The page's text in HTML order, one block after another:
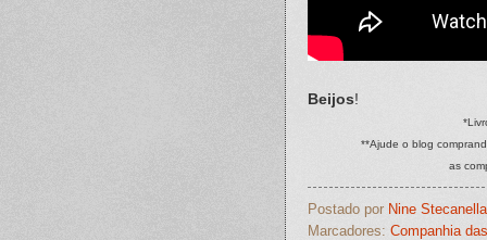
Beijos!
**Ajude o blog
as
Postado por Nine Stecanella
Marcadores: Companhia